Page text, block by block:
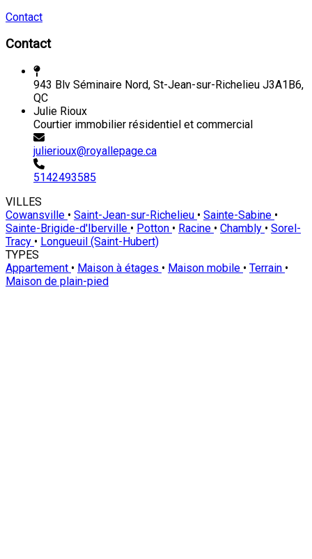
Contact
Contact
943 Blv Séminaire Nord, St-Jean-sur-Richelieu J3A1B6,
QC
Julie Rioux
Courtier immobilier résidentiel et commercial
julierioux@royallepage.ca
5142493585
VILLES
Cowansville • Saint-Jean-sur-Richelieu • Sainte-Sabine •
Sainte-Brigide-d'Iberville • Potton • Racine • Chambly • Sorel-
Tracy • Longueuil (Saint-Hubert)
TYPES
Appartement • Maison à étages • Maison mobile • Terrain •
Maison de plain-pied